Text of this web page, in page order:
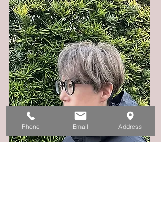
Phone Email Address